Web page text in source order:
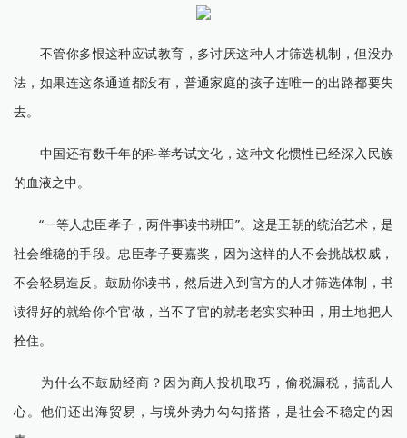
不管你多恨这种应试教育，多讨厌这种人才筛选机制，但没办
法，如果连这条通道都没有，普通家庭的孩子连唯一的出路都要失
去。
中国还有数千年的科举考试文化，这种文化惯性已经深入民族
的血液之中。
“一等人忠臣孝子，两件事读书耕田”。这是王朝的统治艺术，是
社会维稳的手段。忠臣孝子要嘉奖，因为这样的人不会挑战权威，
不会轻易造反。鼓励你读书，然后进入到官方的人才筛选体制，书
读得好的就给你个官做，当不了官的就老老实实种田，用土地把人
拴住。
为什么不鼓励经商？因为商人投机取巧，偷税漏税，搞乱人
心。他们还出海贸易，与境外势力勾勾搭搭，是社会不稳定的因